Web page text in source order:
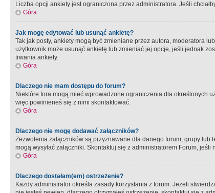
Liczba opcji ankiety jest ograniczona przez administratora. Jeśli
Góra
Jak mogę edytować lub usunąć ankietę?
Tak jak posty, ankiety mogą być zmieniane przez autora, moderatora
użytkownik może usunąć ankietę lub zmieniać jej opcje, jeśli jednak
trwania ankiety.
Góra
Dlaczego nie mam dostępu do forum?
Niektóre fora mogą mieć wprowadzone ograniczenia dla określonych
więc powinieneś się z nimi skontaktować.
Góra
Dlaczego nie mogę dodawać załączników?
Zezwolenia załączników są przyznawane dla danego forum, grupy
mogą wysyłać załączniki. Skontaktuj się z administratorem Forum,
Góra
Dlaczego dostałam(em) ostrzeżenie?
Każdy administrator określa zasady korzystania z forum. Jeżeli